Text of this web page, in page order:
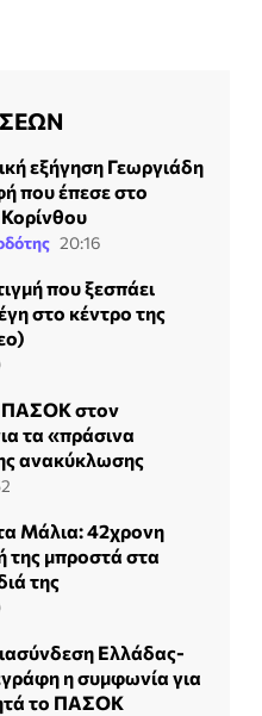
εξήγηση Γεωργιάδη
που έπεσε στο
20:16
που ξεσπάει
στο κέντρο της
ΠΑΣΟΚ στον
τα «πράσινα
ανακύκλωσης
Μάλια: 42χρονη
της μπροστά στα
της
Ελλάδας-
η συμφωνία για
το ΠΑΣΟΚ